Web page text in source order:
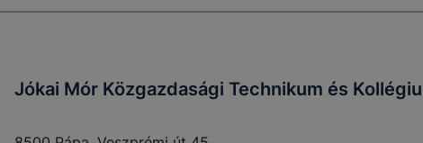
Jókai Mór Közgazdasági Technikum és